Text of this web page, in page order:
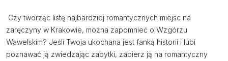
Czy tworząc listę najbardziej romantycznych miejsc na
zaręczyny w Krakowie, można zapomnieć o Wzgórzu
Wawelskim? Jeśli Twoja ukochana jest fanką historii i lubi
poznawać ją zwiedzając zabytki, zabierz ją na romantyczny